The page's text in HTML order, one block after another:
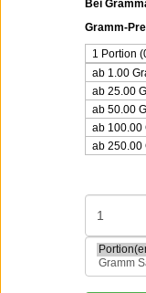
Bei
Gramm-
1 Portion
ab 1.00
ab 25.00
ab 50.00
ab 100.00
ab 250.00